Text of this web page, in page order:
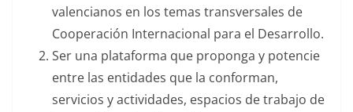
valencianos en los temas transversales de
Cooperación Internacional para el Desarrollo.
Ser una plataforma que proponga y potencie
entre las entidades que la conforman,
servicios y actividades, espacios de trabajo de